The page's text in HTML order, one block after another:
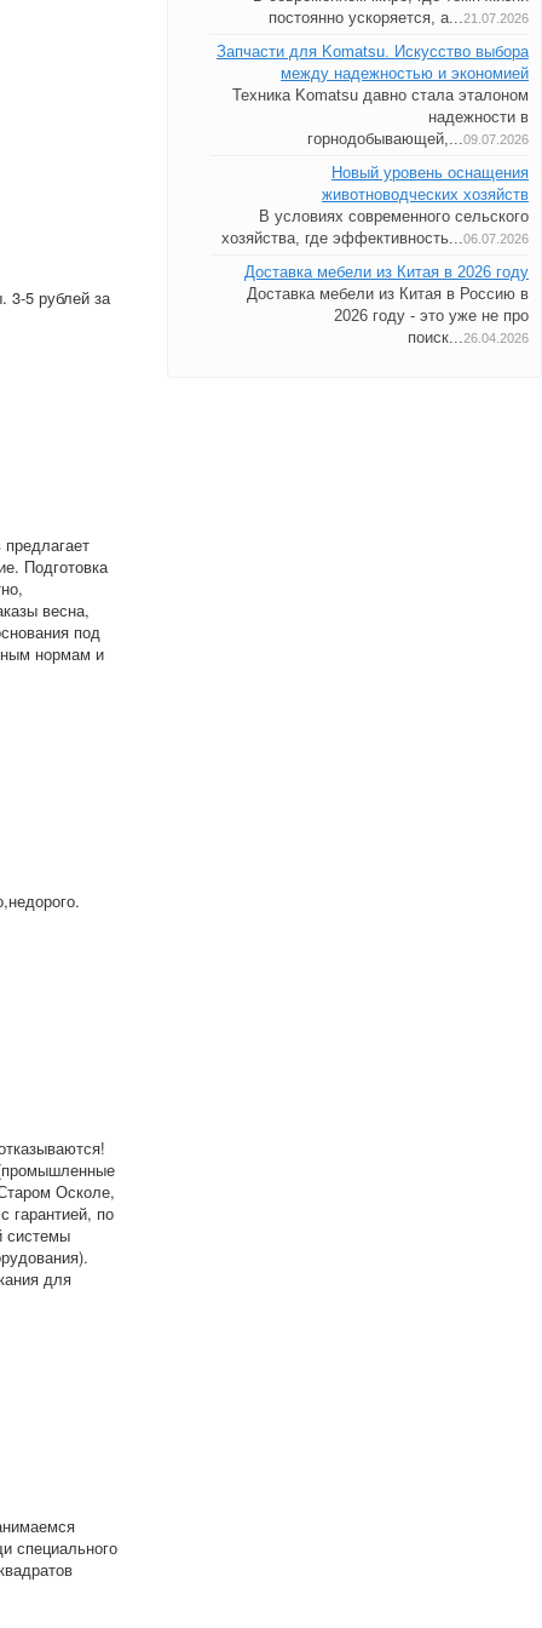
3-5 рублей за
Подготовка
весна,
под
нормам и
Осколе,
гарантией, по
системы
для
специального
постоянно ускоряется, а...21.07.2026
Запчасти для Komatsu. Искусство выбора
между надежностью и экономией
Техника Komatsu давно стала эталоном
надежности в
горнодобывающей,...09.07.2026
Новый уровень оснащения
животноводческих хозяйств
В условиях современного сельского
хозяйства, где эффективность...06.07.2026
Доставка мебели из Китая в 2026 году
Доставка мебели из Китая в Россию в
2026 году - это уже не про
поиск...26.04.2026